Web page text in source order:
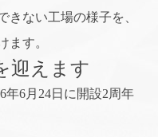
きない工場の様子を、
ます。
迎えます
年6月24日に開設2周年